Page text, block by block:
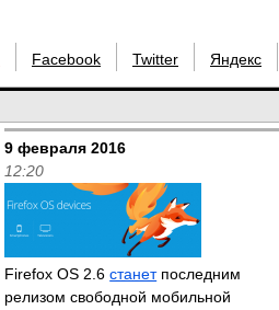
Facebook Twitter Яндекс
9 февраля 2016
12:20
Firefox OS 2.6станетпоследним
релизом свободной мобильной